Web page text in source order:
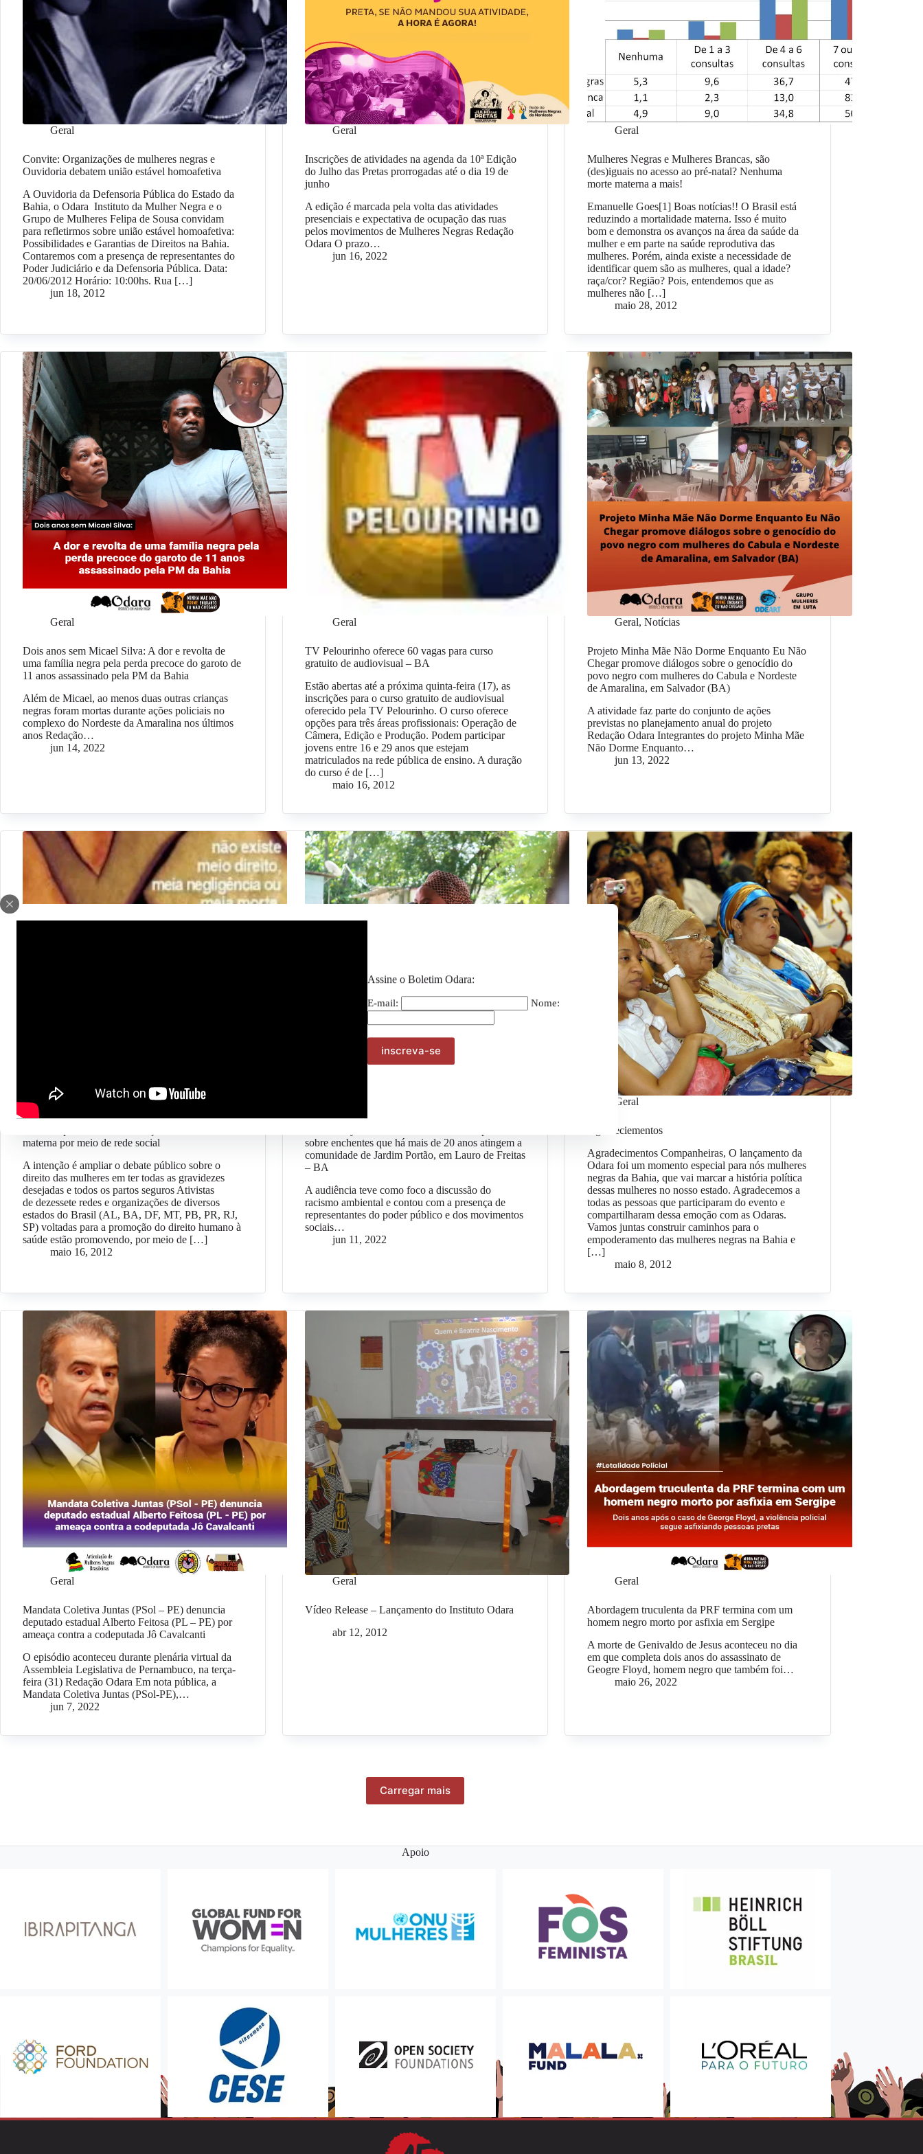
Assine o Boletim Odara:
E-mail: Nome:
Geral
Convite: Organizações de mulheres negras e
Ouvidoria debatem união estável homoafetiva
A Ouvidoria da Defensoria Pública do Estado da
Bahia, o Odara Instituto da Mulher Negra e o
Grupo de Mulheres Felipa de Sousa convidam
para refletirmos sobre união estável homoafetiva:
Possibilidades e Garantias de Direitos na Bahia.
Contaremos com a presença de representantes do
Poder Judiciário e da Defensoria Pública. Data:
20/06/2012 Horário: 10:00hs. Rua […]
jun 18, 2012
Geral
Inscrições de atividades na agenda da 10ª Edição
do Julho das Pretas prorrogadas até o dia 19 de
junho
A edição é marcada pela volta das atividades
presenciais e expectativa de ocupação das ruas
pelos movimentos de Mulheres Negras Redação
Odara O prazo…
jun 16, 2022
Geral
Mulheres Negras e Mulheres Brancas, são
(des)iguais no acesso ao pré-natal? Nenhuma
morte materna a mais!
Emanuelle Goes[1] Boas notícias!! O Brasil está
reduzindo a mortalidade materna. Isso é muito
bom e demonstra os avanços na área da saúde da
mulher e em parte na saúde reprodutiva das
mulheres. Porém, ainda existe a necessidade de
identificar quem são as mulheres, qual a idade?
raça/cor? Região? Pois, entendemos que as
mulheres não […]
maio 28, 2012
Geral
Dois anos sem Micael Silva: A dor e revolta de
uma família negra pela perda precoce do garoto de
11 anos assassinado pela PM da Bahia
Além de Micael, ao menos duas outras crianças
negras foram mortas durante ações policiais no
complexo do Nordeste da Amaralina nos últimos
anos Redação…
jun 14, 2022
Geral
TV Pelourinho oferece 60 vagas para curso
gratuito de audiovisual – BA
Estão abertas até a próxima quinta-feira (17), as
inscrições para o curso gratuito de audiovisual
oferecido pela TV Pelourinho. O curso oferece
opções para três áreas profissionais: Operação de
Câmera, Edição e Produção. Podem participar
jovens entre 16 e 29 anos que estejam
matriculados na rede pública de ensino. A duração
do curso é de […]
maio 16, 2012
Geral,Notícias
Projeto Minha Mãe Não Dorme Enquanto Eu Não
Chegar promove diálogos sobre o genocídio do
povo negro com mulheres do Cabula e Nordeste
de Amaralina, em Salvador (BA)
A atividade faz parte do conjunto de ações
previstas no planejamento anual do projeto
Redação Odara Integrantes do projeto Minha Mãe
Não Dorme Enquanto…
jun 13, 2022
Geral
materna por meio de rede social
A intenção é ampliar o debate público sobre o
direito das mulheres em ter todas as gravidezes
desejadas e todos os partos seguros Ativistas
de dezessete redes e organizações de diversos
estados do Brasil (AL, BA, DF, MT, PB, PR, RJ,
SP) voltadas para a promoção do direito humano à
saúde estão promovendo, por meio de […]
maio 16, 2012
sobre enchentes que há mais de 20 anos atingem a
comunidade de Jardim Portão, em Lauro de Freitas
– BA
A audiência teve como foco a discussão do
racismo ambiental e contou com a presença de
representantes do poder público e dos movimentos
sociais…
jun 11, 2022
Geral
Agradeciementos
Agradecimentos Companheiras, O lançamento da
Odara foi um momento especial para nós mulheres
negras da Bahia, que vai marcar a história política
dessas mulheres no nosso estado. Agradecemos a
todas as pessoas que participaram do evento e
compartilharam dessa emoção com as Odaras.
Vamos juntas construir caminhos para o
empoderamento das mulheres negras na Bahia e
[…]
maio 8, 2012
Geral
Mandata Coletiva Juntas (PSol – PE) denuncia
deputado estadual Alberto Feitosa (PL – PE) por
ameaça contra a codeputada Jô Cavalcanti
O episódio aconteceu durante plenária virtual da
Assembleia Legislativa de Pernambuco, na terça-
feira (31) Redação Odara Em nota pública, a
Mandata Coletiva Juntas (PSol-PE),…
jun 7, 2022
Geral
Vídeo Release – Lançamento do Instituto Odara
abr 12, 2012
Geral
Abordagem truculenta da PRF termina com um
homem negro morto por asfixia em Sergipe
A morte de Genivaldo de Jesus aconteceu no dia
em que completa dois anos do assassinato de
Geogre Floyd, homem negro que também foi…
maio 26, 2022
Carregar mais
Apoio